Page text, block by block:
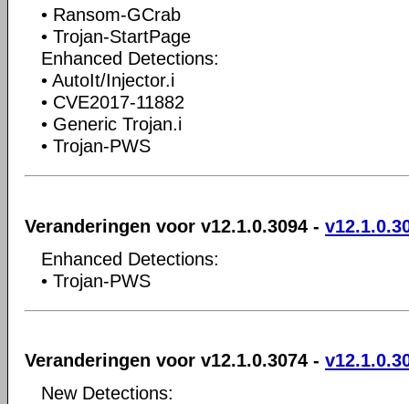
• Ransom-GCrab
• Trojan-StartPage
Enhanced Detections:
• AutoIt/Injector.i
• CVE2017-11882
• Generic Trojan.i
• Trojan-PWS
Veranderingen voor v12.1.0.3094 -
Enhanced Detections:
• Trojan-PWS
Veranderingen voor v12.1.0.3074 -
New Detections: